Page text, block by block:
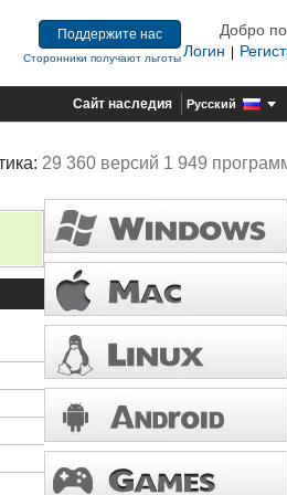
Поддержите нас
Сторонники получают льготы
Добро
Логин
Сайт наследия Русский
29 360 версий 1 949